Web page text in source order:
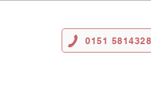
0151